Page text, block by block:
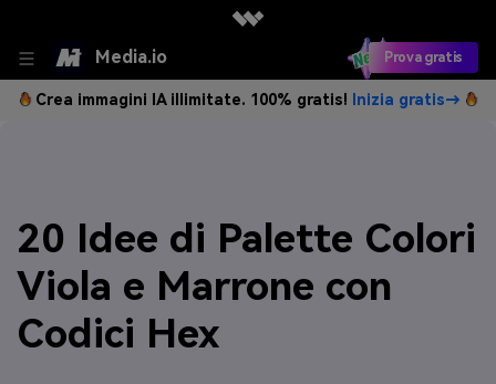
Media.io Prova gratis
Crea immagini IA illimitate. 100% gratis! Inizia gratis→
20 Idee di Palette Colori
Viola e Marrone con
Codici Hex